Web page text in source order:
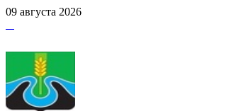
09 августа 2026